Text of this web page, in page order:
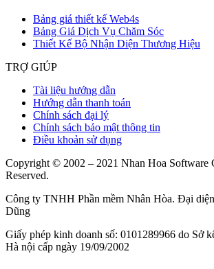
Bảng giá thiết kế Web4s
Bảng Giá Dịch Vụ Chăm Sóc
Thiết Kế Bộ Nhận Diện Thương Hiệu
TRỢ GIÚP
Tài liệu hướng dẫn
Hướng dẫn thanh toán
Chính sách đại lý
Chính sách bảo mật thông tin
Điều khoản sử dụng
Copyright © 2002 – 2021 Nhan Hoa Software
Reserved.
Công ty TNHH Phần mềm Nhân Hòa. Đại
Dũng
Giấy phép kinh doanh số: 0101289966 do Sở
Hà nội cấp ngày 19/09/2002